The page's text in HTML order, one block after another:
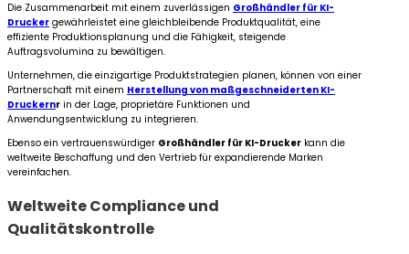
Die Zusammenarbeit mit einem zuverlässigen Großhändler für KI-
Drucker gewährleistet eine gleichbleibende Produktqualität, eine
effiziente Produktionsplanung und die Fähigkeit, steigende
Auftragsvolumina zu bewältigen.
Unternehmen, die einzigartige Produktstrategien planen, können von einer
Partnerschaft mit einem Herstellung von maßgeschneiderten KI-
Druckernr in der Lage, proprietäre Funktionen und
Anwendungsentwicklung zu integrieren.
Ebenso ein vertrauenswürdiger Großhändler für KI-Drucker kann die
weltweite Beschaffung und den Vertrieb für expandierende Marken
vereinfachen.
Weltweite Compliance und
Qualitätskontrolle